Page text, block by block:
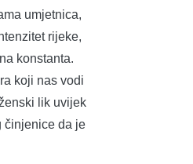
umjetnica,
rijeke,
konstanta.
koji nas vodi
lik uvijek
činjenice da je